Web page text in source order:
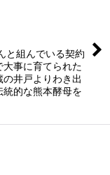
と組んでいる契約
事に育てられた
井戸よりわき出
的な熊本酵母を